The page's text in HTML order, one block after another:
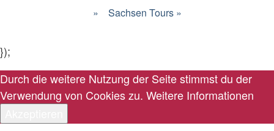
» Sachsen Tours »
});
Durch die weitere Nutzung der Seite stimmst du der
Verwendung von Cookies zu. Weitere Informationen